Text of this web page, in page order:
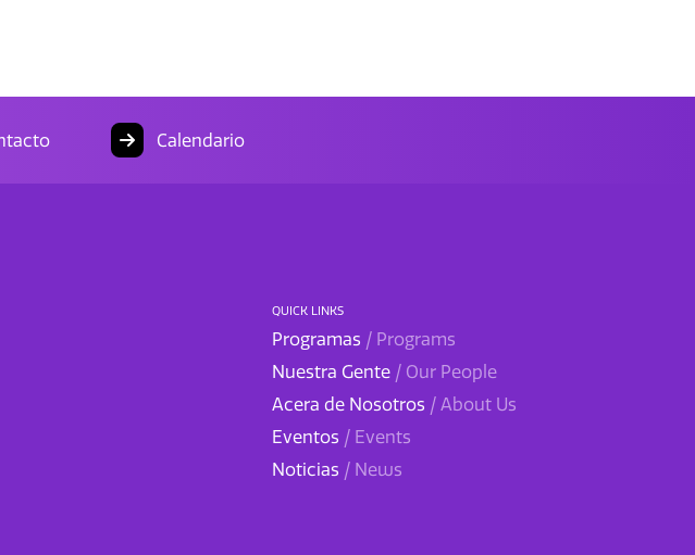
Calendario
QUICK LINKS
Programas / Programs
Nuestra Gente / Our People
Acera de Nosotros / About Us
Eventos / Events
Noticias / News